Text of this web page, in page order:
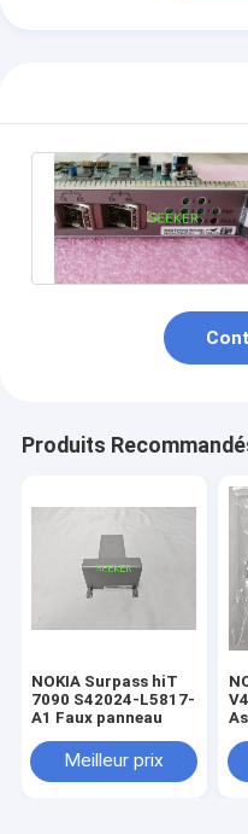
Produits
NOKIA Surpass hiT
7090 S42024-L5817-
A1 Faux panneau
Meilleur prix